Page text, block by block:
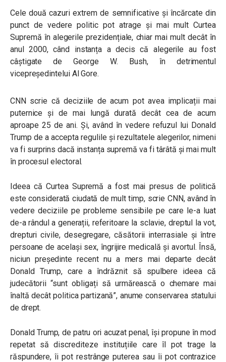
Cele două cazuri extrem de semnificative și încărcate din
punct de vedere politic pot atrage și mai mult Curtea
Supremă în alegerile prezidențiale, chiar mai mult decât în
anul 2000, când instanța a decis că alegerile au fost
câștigate de George W. Bush, în detrimentul
vicepreședintelui Al Gore.
CNN scrie că deciziile de acum pot avea implicații mai
puternice și de mai lungă durată decât cea de acum
aproape 25 de ani. Și, având în vedere refuzul lui Donald
Trump de a accepta regulile și rezultatele alegerilor, nimeni
va fi surprins dacă instanța supremă va fi târâtă și mai mult
în procesul electoral.
Ideea că Curtea Supremă a fost mai presus de politică
este considerată ciudată de mult timp, scrie CNN, având în
vedere deciziile pe probleme sensibile pe care le-a luat
de-a rândul a generații, referitoare la sclavie, dreptul la vot,
drepturi civile, desegregare, căsătorii interrasiale și între
persoane de același sex, îngrijire medicală și avortul. Însă,
niciun președinte recent nu a mers mai departe decât
Donald Trump, care a îndrăznit să spulbere ideea că
judecătorii “sunt obligați să urmărească o chemare mai
înaltă decât politica partizană”, anume conservarea statului
de drept.
Donald Trump, de patru ori acuzat penal, își propune în mod
repetat să discrediteze instituțiile care îl pot trage la
răspundere, îi pot restrânge puterea sau îi pot contrazice